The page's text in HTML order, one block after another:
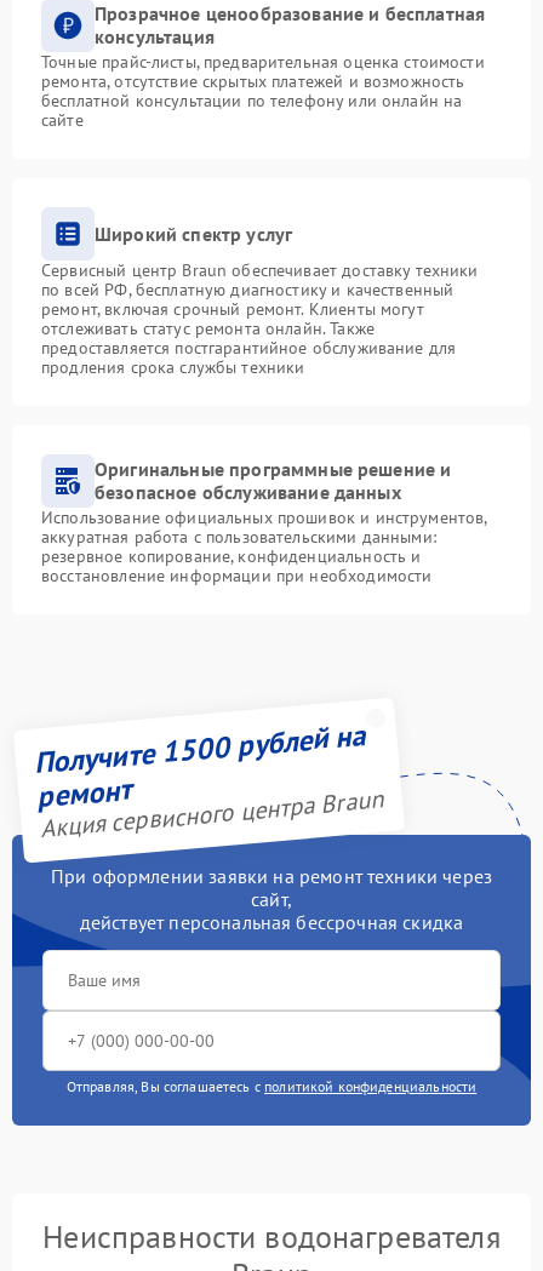
Прозрачное ценообразование и бесплатная
консультация
Точные прайс-листы, предварительная оценка стоимости
ремонта, отсутствие скрытых платежей и возможность
бесплатной консультации по телефону или онлайн на
сайте
Широкий спектр услуг
Сервисный центр Braun обеспечивает доставку техники
по всей РФ, бесплатную диагностику и качественный
ремонт, включая срочный ремонт. Клиенты могут
отслеживать статус ремонта онлайн. Также
предоставляется постгарантийное обслуживание для
продления срока службы техники
Оригинальные программные решение и
безопасное обслуживание данных
Использование официальных прошивок и инструментов,
аккуратная работа с пользовательскими данными:
резервное копирование, конфиденциальность и
восстановление информации при необходимости
Получите 1500 рублей на
ремонт
Акция сервисного центра Braun
При оформлении заявки на ремонт техники через
сайт,
действует персональная бессрочная скидка
Отправляя, Вы соглашаетесь с политикой конфиденциальности
Неисправности водонагревателя